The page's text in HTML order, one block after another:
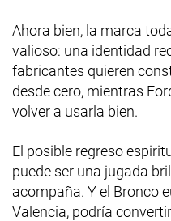
Ahora bien, la marca
valioso: una identidad
fabricantes quieren
desde cero, mientras
volver a usarla bien.
El posible regreso
puede ser una jugada
acompaña. Y el Bronco
Valencia, podría